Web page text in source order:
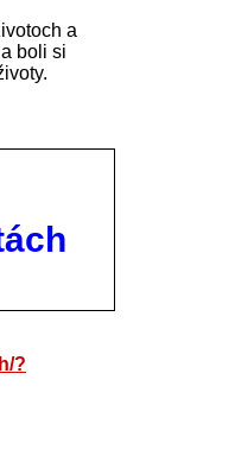
a
boli si
?